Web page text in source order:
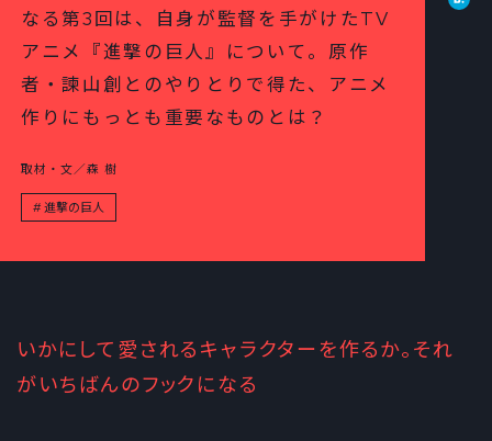
なる第3回は、自身が監督を手がけたTV
アニメ『進撃の巨人』について。原作
者・諫山創とのやりとりで得た、アニメ
作りにもっとも重要なものとは？
取材・文／森 樹
進撃の巨人
いかにして愛されるキャラクターを作るか。それ
がいちばんのフックになる